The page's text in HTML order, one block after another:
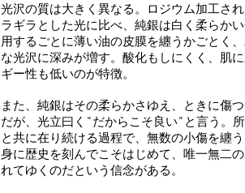
光沢の質は大きく異なる。ロジウム加工さ
ラギラとした光に比べ、純銀は白く柔らか
用するごとに薄い油の皮膜を纏うかごとく
な光沢に深みが増す。酸化もしにくく、肌
ギー性も低いのが特徴。
また、純銀はその柔らかさゆえ、ときに傷
だが、光立曰く"だからこそ良い"と言う。
と共に在り続ける過程で、無数の小傷を纏
身に歴史を刻んでこそはじめて、唯一無二
れてゆくのだという信念がある。